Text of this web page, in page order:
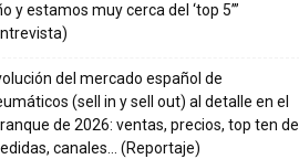
y estamos muy cerca del ‘top 5’”
del mercado español de
(sell in y sell out) al detalle en el
de 2026: ventas, precios, top ten de
canales… (Reportaje)